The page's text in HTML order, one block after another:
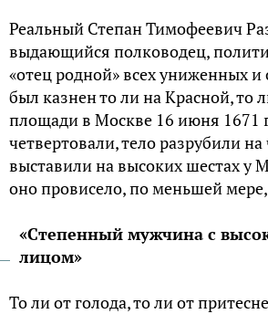
Реальный Степан Тимофеевич
выдающийся полководец,
«отец родной» всех униженных
был казнен то ли на Красной, то
площади в Москве 16 июня 1671
четвертовали, тело разрубили на
выставили на высоких шестах у
оно провисело, по меньшей мере,
«Степенный мужчина с
лицом»
То ли от голода, то ли от